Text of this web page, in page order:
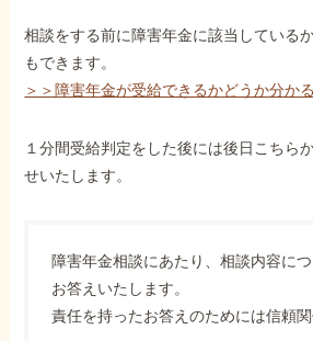
相談をする前に障害年金に該当している
もできます。
＞＞障害年金が受給できるかどうか分か
１分間受給判定をした後には後日こちら
せいたします。
障害年金相談にあたり、相談内容に
お答えいたします。
責任を持ったお答えのためには信頼関